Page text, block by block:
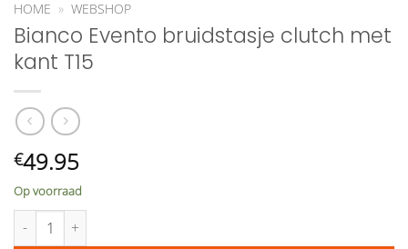
HOME » WEBSHOP
Bianco Evento bruidstasje clutch met
kant T15
€49.95
Op voorraad
Bianco Evento bruidstasje clutch met kant T15 aantal